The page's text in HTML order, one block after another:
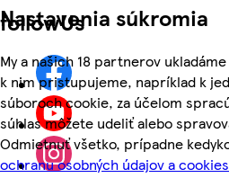
Nastavenia súkromia
My a našich 18 partnerov
k nim pristupujeme, napríklad k
súboroch cookie, za účelom
súhlas môžete udeliť alebo
Odmietnuť všetko, prípadne
ochranu osobných údajov a
followUs